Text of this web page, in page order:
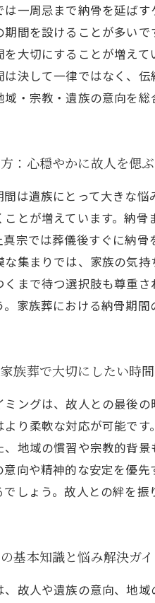
一周忌まで納骨を延ば
間を設けることが多い
大切にすることが増え
は決して一律ではなく、
・宗教・遺族の意向を
：心穏やかに故人を偲
は遺族にとって大きな
とが増えています。納
宗では葬儀後すぐに納
集まりでは、家族の気
まで待つ選択肢も尊重
家族葬における納骨期
族葬で大切にしたい時
ングは、故人との最後
り柔軟な対応が可能で
地域の慣習や宗教的背
向や精神的な安定を優
しょう。故人との絆を
基本知識と悩み解決ガ
故人や遺族の意向、地